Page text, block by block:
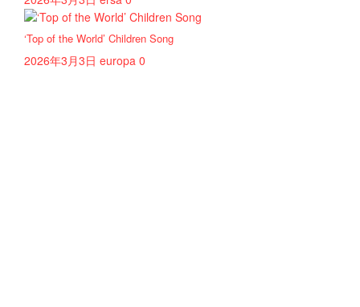
‘Top of the World’ Children Song
2026年3月3日 europa 0